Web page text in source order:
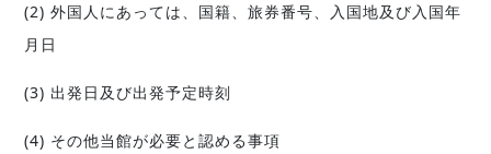
(2) 外国人にあっては、国籍、旅券番号、入国地及び入国年
月日
(3) 出発日及び出発予定時刻
(4) その他当館が必要と認める事項